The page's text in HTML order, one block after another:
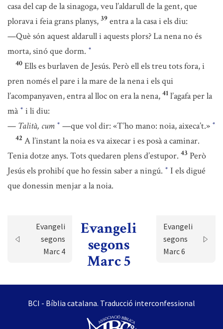
casa del cap de la sinagoga, veu l’aldarull de la gent, que
plorava i feia grans planys, 39 entra a la casa i els diu:
—Què són aquest aldarull i aquests plors? La nena no és
morta, sinó que dorm. *
40 Ells es burlaven de Jesús. Però ell els treu tots fora, i
pren només el pare i la mare de la nena i els qui
l’acompanyaven, entra al lloc on era la nena, 41 l’agafa per la
mà * i li diu:
— Talità, cum * —que vol dir: «T’ho mano: noia, aixeca’t.» *
42 A l’instant la noia es va aixecar i es posà a caminar.
Tenia dotze anys. Tots quedaren plens d’estupor. 43 Però
Jesús els prohibí que ho fessin saber a ningú. * I els digué
que donessin menjar a la noia.
Evangeli
segons
Marc 4
Evangeli
segons
Marc 5
Evangeli
segons
Marc 6
BCI - Bíblia catalana. Traducció interconfessional